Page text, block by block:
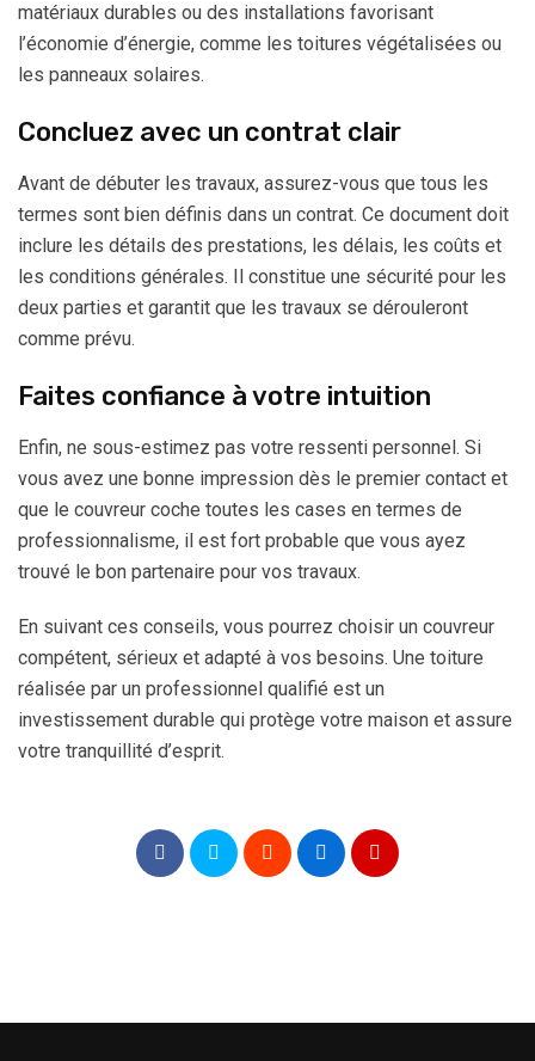
matériaux durables ou des installations favorisant
l’économie d’énergie, comme les toitures végétalisées ou
les panneaux solaires.
Concluez avec un contrat clair
Avant de débuter les travaux, assurez-vous que tous les
termes sont bien définis dans un contrat. Ce document doit
inclure les détails des prestations, les délais, les coûts et
les conditions générales. Il constitue une sécurité pour les
deux parties et garantit que les travaux se dérouleront
comme prévu.
Faites confiance à votre intuition
Enfin, ne sous-estimez pas votre ressenti personnel. Si
vous avez une bonne impression dès le premier contact et
que le couvreur coche toutes les cases en termes de
professionnalisme, il est fort probable que vous ayez
trouvé le bon partenaire pour vos travaux.
En suivant ces conseils, vous pourrez choisir un couvreur
compétent, sérieux et adapté à vos besoins. Une toiture
réalisée par un professionnel qualifié est un
investissement durable qui protège votre maison et assure
votre tranquillité d’esprit.